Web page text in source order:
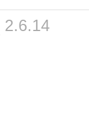
2.6.14